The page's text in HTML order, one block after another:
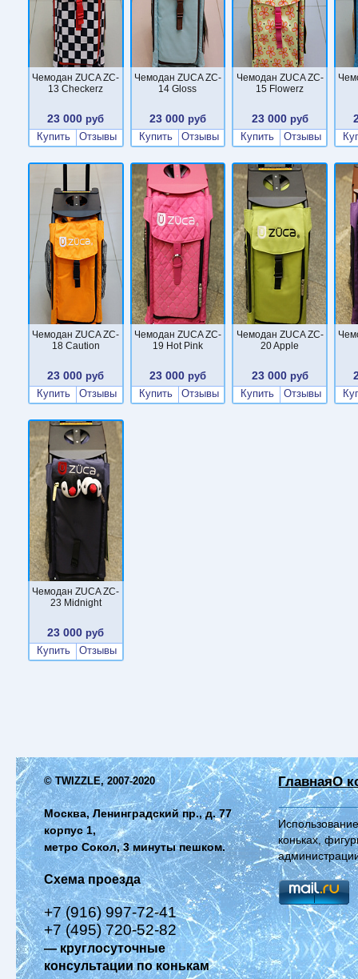
Чемодан ZUCA ZC-
13 Checkerz
23 000 руб
Купить
Отзывы
Чемодан ZUCA ZC-
14 Gloss
23 000 руб
Купить
Отзывы
Чемодан ZUCA ZC-
15 Flowerz
23 000руб
Купить
Отзывы
Чемодан ZUCA ZC-
18 Caution
23 000 руб
Купить
Отзывы
Чемодан ZUCA ZC-
19 Hot Pink
23 000 руб
Купить
Отзывы
Чемодан ZUCA ZC-
20 Apple
23 000руб
Купить
Отзывы
Чемодан ZUCA ZC-
23 Midnight
23 000 руб
Купить
Отзывы
© TWIZZLE, 2007-2020
Москва, Ленинградский пр., д. 77
корпус 1,
метро Сокол, 3 минуты пешком.
Схема проезда
+7 (916) 997-72-41
+7 (495) 720-52-82
— круглосуточные
консультации по конькам
ГлавнаяО
коньках,